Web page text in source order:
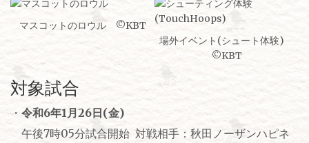
マスコットのロウル ©KBT
場外イベント(シュート体験)
©KBT
対象試合
・令和6年1月26日(金)
午後7時05分試合開始 対戦相手：秋田ノーザンハピネ